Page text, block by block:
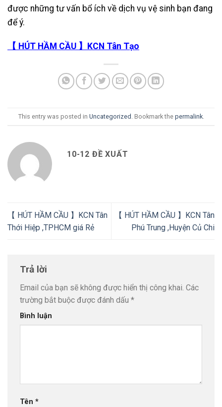
được những tư vấn bổ ích về dịch vụ vệ sinh bạn đang
để ý.
【 HÚT HẦM CẦU 】KCN Tân Tạo
This entry was posted in Uncategorized . Bookmark the permalink.
10-12 ĐỀ XUẤT
【 HÚT HẦM CẦU 】KCN Tân
Thới Hiệp ,TPHCM giá Rẻ
【 HÚT HẦM CẦU 】KCN Tân
Phú Trung ,Huyện Củ Chi
Trả lời
Email của bạn sẽ không được hiển thị công khai. Các
trường bắt buộc được đánh dấu *
Bình luận
Tên *